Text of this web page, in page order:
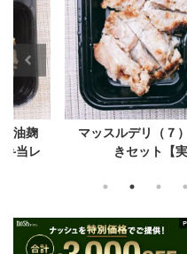
姜焼
マッスルデリ（６
バーグセット